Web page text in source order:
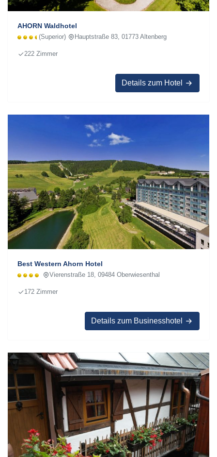
AHORN Waldhotel
(Superior) Hauptstraße 83, 01773 Altenberg
222 Zimmer
Details zum Hotel
Best Western Ahorn Hotel
Vierenstraße 18, 09484 Oberwiesenthal
172 Zimmer
Details zum Businesshotel